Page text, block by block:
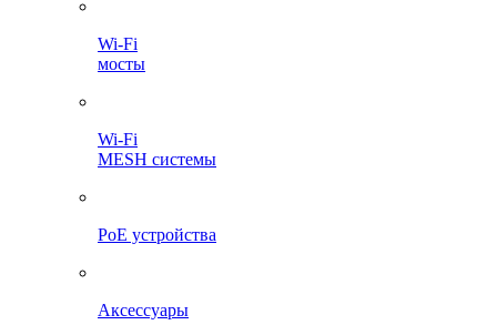
Wi-Fi
мосты
Wi-Fi
MESH системы
PoE устройства
Аксессуары